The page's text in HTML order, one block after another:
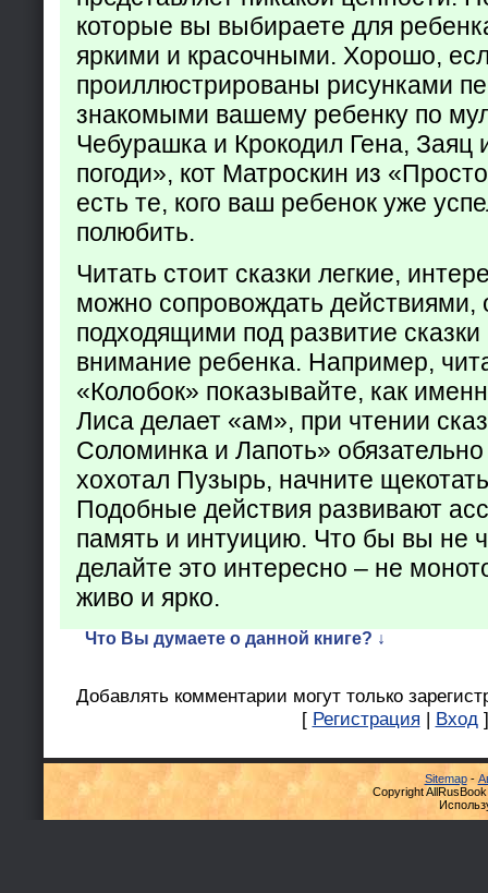
которые вы выбираете для
яркими и красочными. Хорошо,
проиллюстрированы рисунками
знакомыми вашему ребенку по
Чебурашка и Крокодил Гена, Заяц
погоди», кот Матроскин из
есть те, кого ваш ребенок уже
полюбить.
Читать стоит сказки легкие,
можно сопровождать действиями,
подходящими под развитие
внимание ребенка. Например,
«Колобок» показывайте, как
Лиса делает «ам», при чтении
Соломинка и Лапоть»
хохотал Пузырь, начните
Подобные действия развивают
память и интуицию. Что бы вы не
делайте это интересно – не
живо и ярко.
Что Вы думаете о данной книге? ↓
Добавлять комментарии могут только
[ Регистрация | Вход ]
Sitemap-
Copyright